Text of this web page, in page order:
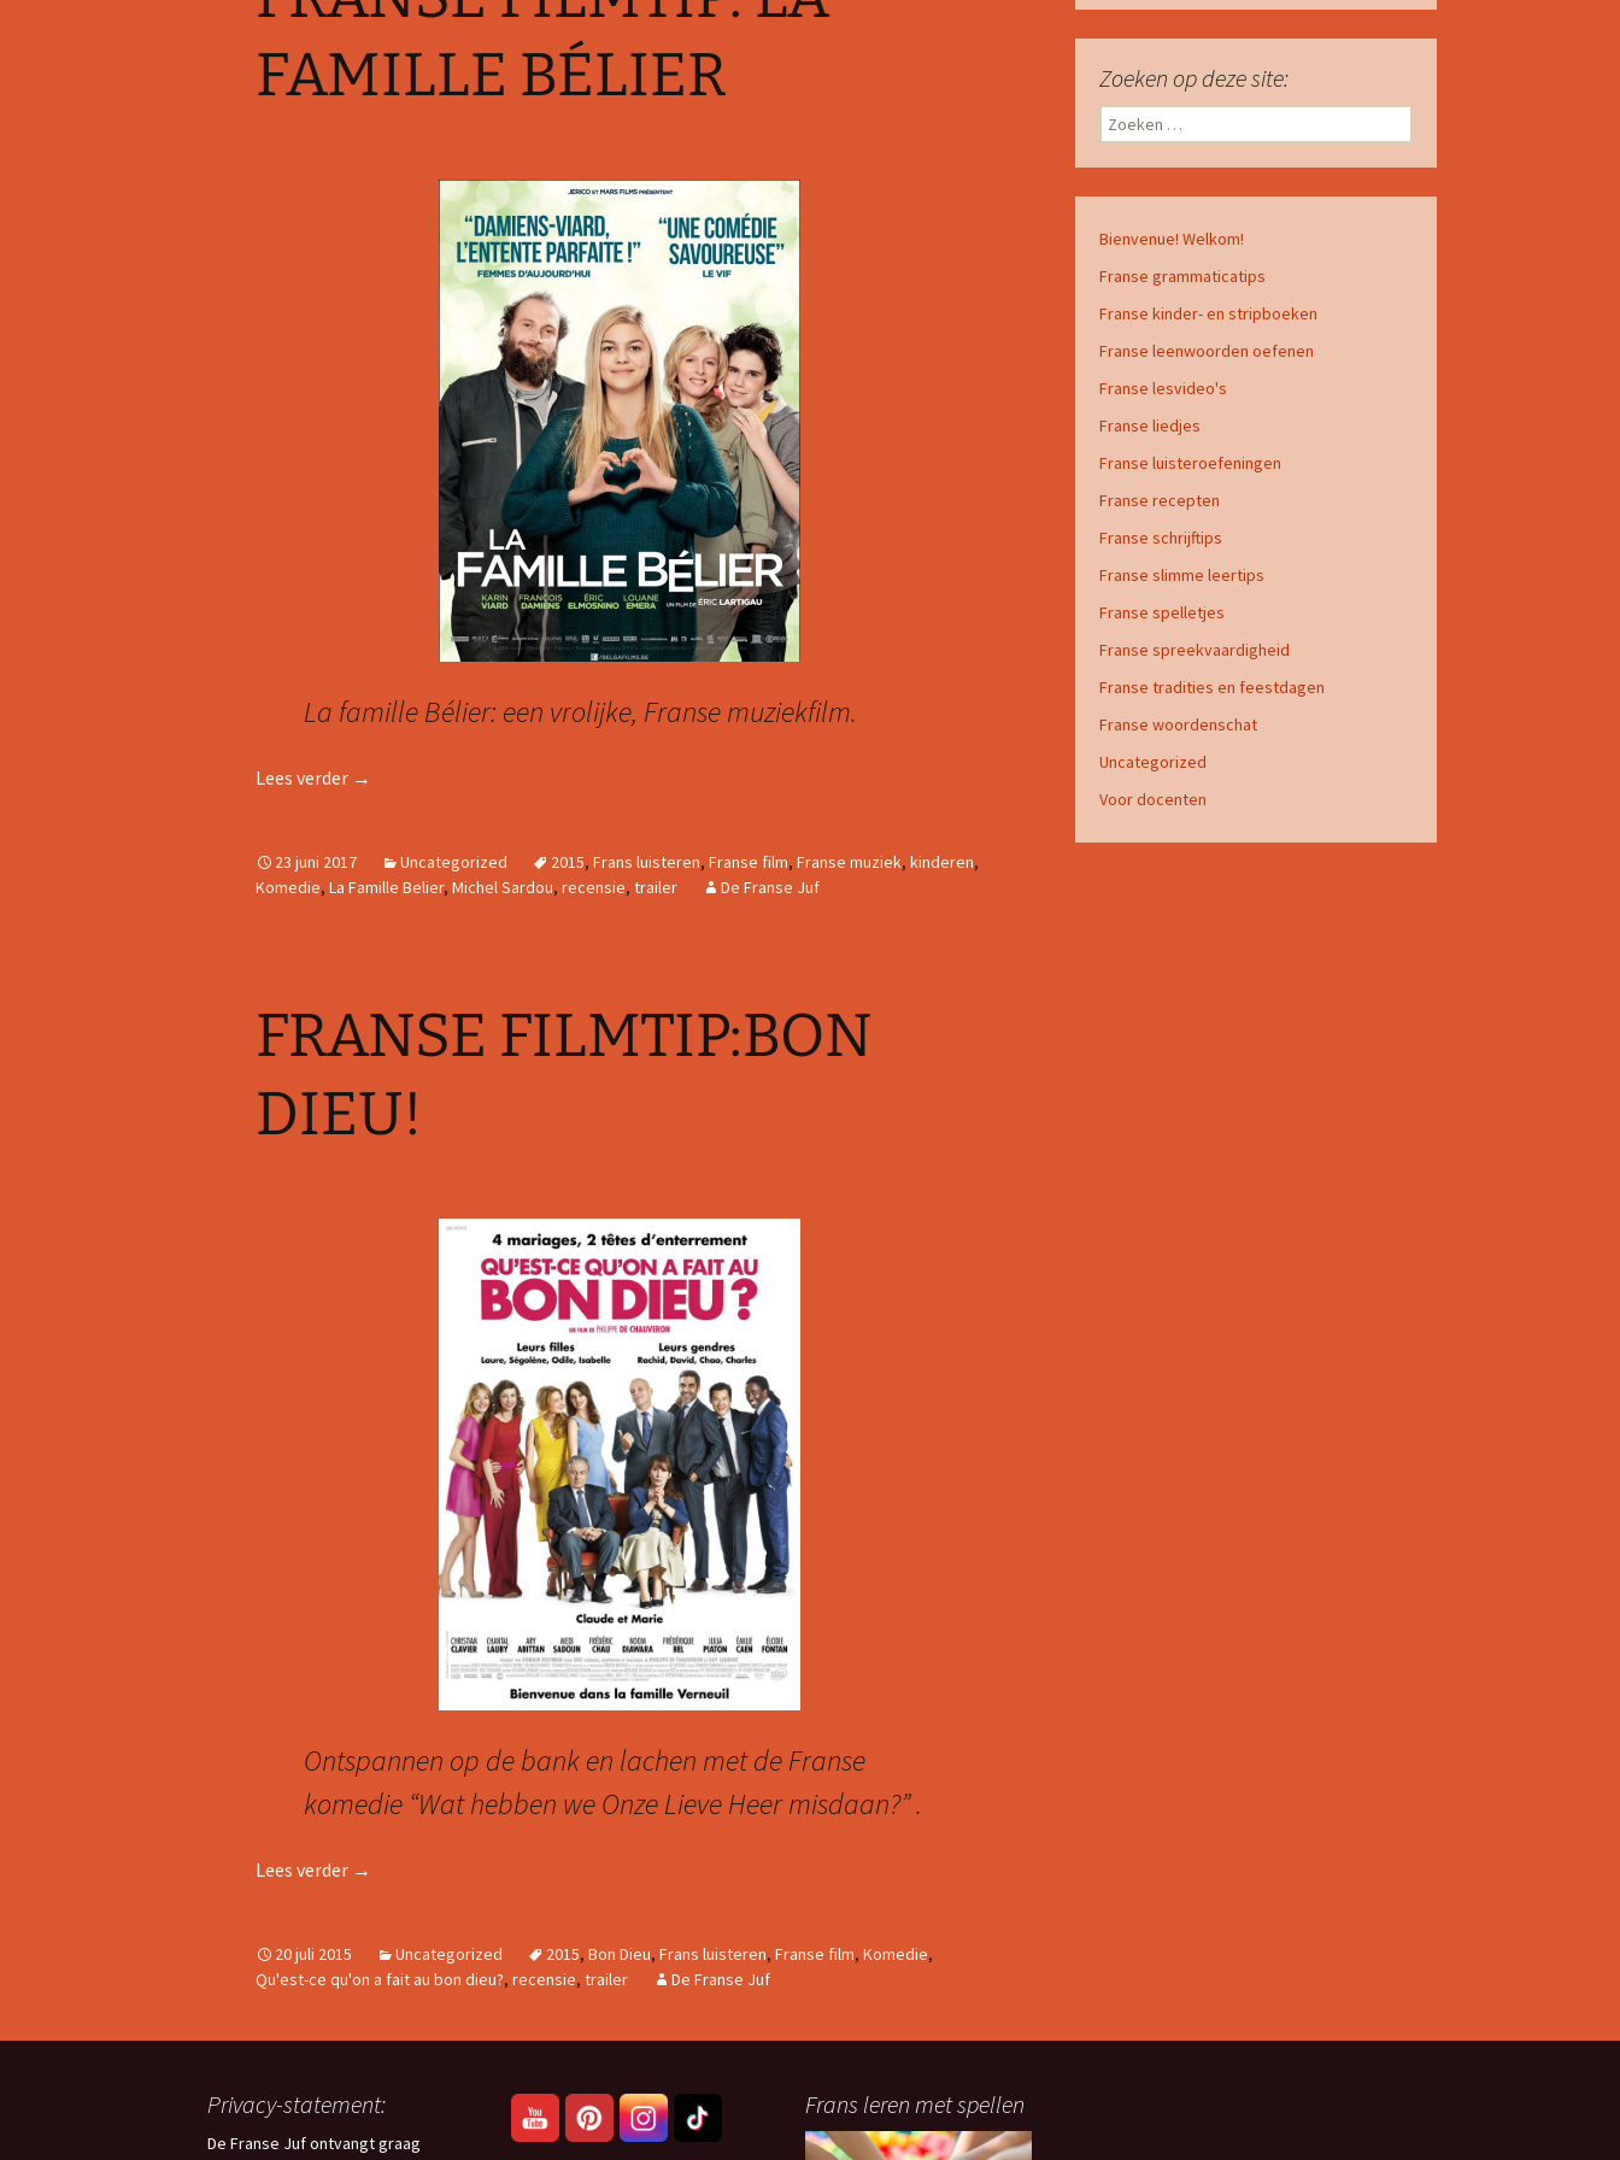
Slimme leertips Leenwoord-oefeningen
Les 4: Bon appétit!
Les 5: Un croissant svp!
Les 7: Whatsapp
Les 8: Joyeux Noël!
FAMILLE BÉLIER
La famille Bélier: een vrolijke, Franse muziekfilm.
Lees verder FRANSE FILMTIP: LA FAMILLE BÉLIER
→
23 juni 2017 Uncategorized 2015, Frans luisteren, Franse film, Franse muziek, kinderen,
Komedie, La Famille Belier, Michel Sardou, recensie, trailer De Franse Juf
FRANSE FILMTIP:BON
DIEU!
Ontspannen op de bank en lachen met de Franse
komedie “Wat hebben we Onze Lieve Heer misdaan?” .
Lees verder FRANSE FILMTIP:BON DIEU!
→
20 juli 2015 Uncategorized 2015, Bon Dieu, Frans luisteren, Franse film, Komedie,
Qu'est-ce qu'on a fait au bon dieu?, recensie, trailer De Franse Juf
Zoeken op deze site:
Zoeken
naar:
Bienvenue! Welkom!
Franse grammaticatips
Franse kinder- en stripboeken
Franse leenwoorden oefenen
Franse lesvideo's
Franse liedjes
Franse luisteroefeningen
Franse recepten
Franse schrijftips
Franse slimme leertips
Franse spelletjes
Franse spreekvaardigheid
Franse tradities en feestdagen
Franse woordenschat
Uncategorized
Voor docenten
Privacy-statement:
De Franse Juf ontvangt graag
Frans leren met spellen